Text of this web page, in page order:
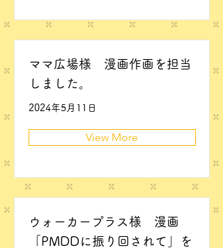
ママ広場様 漫画作画を担当
しました。
2024年5月11日
View More
ウォーカープラス様 漫画
「PMDDに振り回されて」を